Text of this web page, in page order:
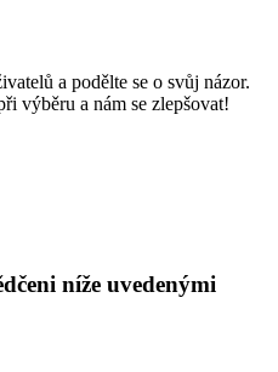
a podělte se o svůj názor.
výběru a nám se zlepšovat!
níže uvedenými